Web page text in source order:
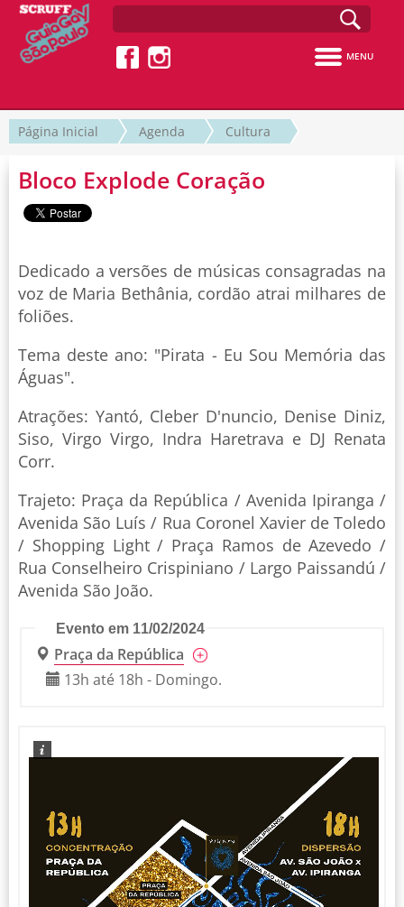
MENU
Página Inicial Agenda Cultura
Bloco Explode Coração
Dedicado a versões de músicas consagradas na
voz de Maria Bethânia, cordão atrai milhares de
foliões.
Tema deste ano: "Pirata - Eu Sou Memória das
Águas".
Atrações: Yantó, Cleber D'nuncio, Denise Diniz,
Siso, Virgo Virgo, Indra Haretrava e DJ Renata
Corr.
Trajeto: Praça da República / Avenida Ipiranga /
Avenida São Luís / Rua Coronel Xavier de Toledo
/ Shopping Light / Praça Ramos de Azevedo /
Rua Conselheiro Crispiniano / Largo Paissandú /
Avenida São João.
Evento em 11/02/2024
Praça da República
13h até 18h - Domingo.